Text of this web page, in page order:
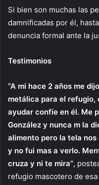
Si bien son muchas las
damnificadas por él,
denuncia formal ante la
Testimonios
“A mi hace 2 años me
metálica para el refugio,
ayudar confíe en él. Me
González y nunca m la
alimento pero la tela
y no fui mas a verlo.
cruza y ni te mira”,
refugio mascotero de